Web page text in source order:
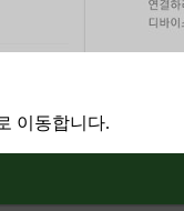
이동합니다.